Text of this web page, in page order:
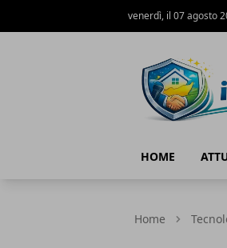
venerdì, il 07 agosto
HOME
Home